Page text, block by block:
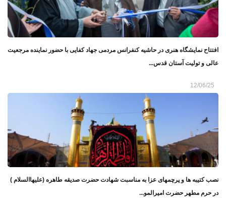
افتتاح نمایشگاه هنری در حاشیه کنفرانس مردمی جهاد کفایی با حضور نماینده مرجعیت
عالی و تولیت آستان قدس...
12/06/25
نصب کتیبه ها و پرچمهای عزا به مناسبت شهادت حضرت صدیقه طاهره (علیهاالسلام )
در حرم مطهر حضرت امیرالمو...